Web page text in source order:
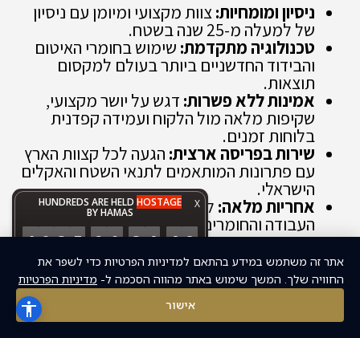
ניסיון ומומחיות:צוות מקצועי ומיומן עם ניסיון
של למעלה מ-25 שנה בשטח.
טכנולוגיה מתקדמת: שימוש בחומרי האיטום
והבידוד החדשניים ביותר בעולם למקסום
תוצאות.
אמינות ללא פשרות: דגש על יושר מקצועי,
שקיפות מלאה מול הלקוח ועמידה קפדנית
בלוחות זמנים.
שירות בפריסה ארצית: הגעה לכל קצוות הארץ
עם פתרונות המותאמים לתנאי השטח והאקלים
הישראלי.
אחריות מלאה: ליווי צמוד ומתן אחריות על טיב
העבודה והחומרים לטווח ארוך.
הפתרונות שלנו
חברתנו מתמחה בביצוע כל סוגי עבודות האיטום:
איטום גגות (יריעות ביטומניות, זיפות, חומרים
X
HUNDREDS ARE HELD HOSTAGE
BY HAMAS
1 0 3 5:2 0:3 4:4 8
אתר זה משתמש במידע בהתאם למדיניות הפרטיות כדי לשפר את
החוויה שלך. המשך שימוש באתר מהווה הסכמה ל- מדיניות הפרטיות
אישור